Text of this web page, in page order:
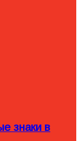
знаки в